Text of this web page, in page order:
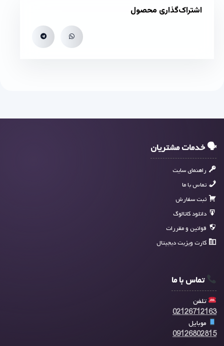
اشتراک‌گذاری محصول
🗣 خدمات مشتریان
راهنمای سایت
تماس با ما
ثبت سفارش
دانلود کاتالوگ
قوانین و مقررات
کارت ویزیت دیجیتال
تماس با ما
تلفن
02126712163
موبایل
09126802815